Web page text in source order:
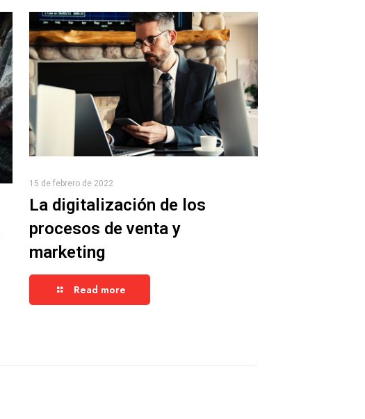
15 de febrero de 2022
La digitalización de los
procesos de venta y
marketing
Read more